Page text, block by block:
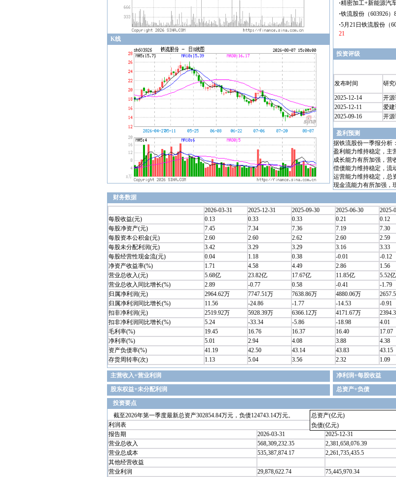
K线
投资评级
发布时间 研究
2025-12-14
开
2025-12-11
爱
2025-09-16
开
盈利预测
据铁流股份一季报分析：
盈利能力维持稳定，主
成长能力有所加强，营
偿债能力维持稳定，流
运营能力维持稳定，总
现金流能力有所加强，
财务数据
2026-03-31
2025-12-31 2025-09-30 2025-06-30 2025-
每股收益(元)
0.13 0.33 0.33 0.21 0.12
每股净资产(元)
7.45 7.34 7.36 7.19 7.30
每股资本公积金(元)
2.60 2.60 2.62 2.60 2.59
每股未分配利润(元)
3.42 3.29 3.29 3.16 3.33
每股经营性现金流(元)
0.04 1.18 0.38 -0.01 -0.12
净资产收益率(%)
1.71 4.58 4.49 2.86 1.56
营业总收入(元)
5.68亿 23.82亿 17.67亿 11.85亿 5.52亿
营业总收入同比增长(%)
2.89 -0.77 0.58 -0.41 -1.79
归属净利润(元)
2964.62万 7747.51万 7638.86万 4880.06万
归属净利润同比增长(%)
11.56 -24.86 -1.77 -14.53 -0.91
扣非净利润(元)
2519.92万 5928.39万 6366.12万 4171.67万
扣非净利润同比增长(%)
5.24 -33.34 -5.86 -18.98 4.01
毛利率(%)
19.45 16.76 16.37 16.40 17.07
净利率(%)
5.01 2.94 4.08 3.88 4.38
资产负债率(%)
41.19 42.50 43.14 43.83 43.15
存货周转率(次)
1.13 5.04 3.56 2.32 1.09
主营收入+营业利润
净利润+每股收益
股东权益+未分配利润
总资产+负债
投资要点
总资产(亿元)
负债(亿元)
截至2026年第一季度最新总资产302854.84万元，负债124743.14万元。
利润表
报告期
2026-03-31 2025-12-31
营业总收入
568,309,232.35 2,381,658,076.39
营业总成本
535,387,874.17 2,261,735,435.5
其他经营收益
营业利润
29,878,622.74 75,445,970.34